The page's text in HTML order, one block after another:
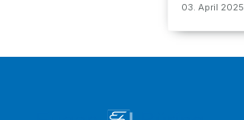
03. April 2025